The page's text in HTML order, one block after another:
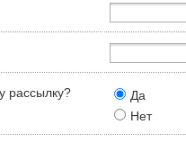
рассылку?
Да
Нет